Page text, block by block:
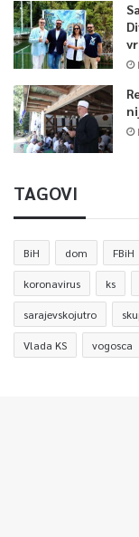
TAGOVI
BiH dom FBiH
koronavirus ks
sarajevskojutro
Vlada KS vogosca